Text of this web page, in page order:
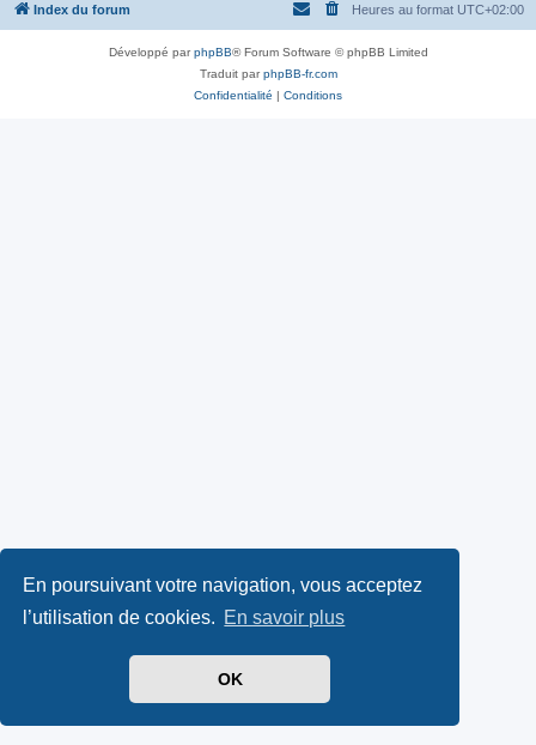
En poursuivant votre navigation, vous acceptez
l’utilisation de cookies. En savoir plus
OK
e
Index du forum Heures au format UTC+02:00
Développé parphpBB® Forum Software © phpBB Limited
Traduit parphpBB-fr.com
Confidentialité | Conditions